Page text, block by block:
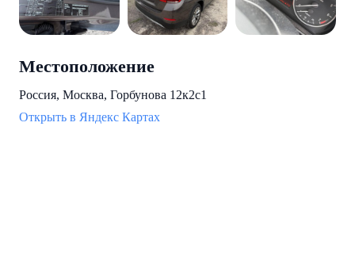
Местоположение
Россия, Москва, Горбунова 12к2с1
Открыть в Яндекс Картах